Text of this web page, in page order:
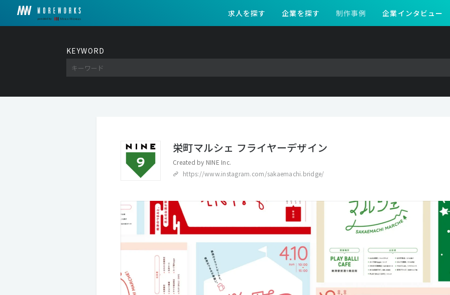
求人を探す 企業を探す 制作事例 企業インタビュー
KEYWORD
栄町マルシェ フライヤーデザイン
Created by NINE Inc.
https://www.instagram.com/sakaemachi.bridge/